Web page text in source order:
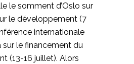
le somment d’Oslo sur
le développement (7
internationale
sur le financement du
(13-16 juillet). Alors